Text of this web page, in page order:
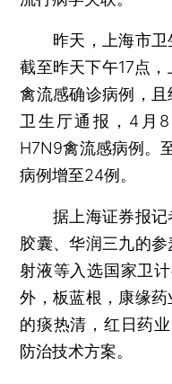
昨天，上海市卫
截至昨天下午17点
禽流感确诊病例，
卫生厅通报，4月
H7N9禽流感病例。
病例增至24例。
据上海证券报记
胶囊、华润三九的
射液等入选国家卫
外，板蓝根，康缘
的痰热清，红日药
防治技术方案。